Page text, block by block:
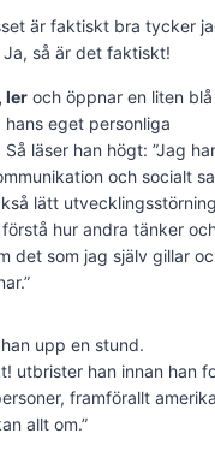
är faktiskt bra tycker
så är det faktiskt!
ler och öppnar en liten
eget personliga
läser han högt: ”Jag
och socialt
lätt
hur andra tänker
det som jag själv gillar
han upp en stund.
utbrister han innan han
framförallt
allt om.”